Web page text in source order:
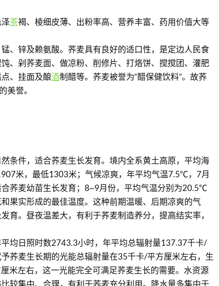
茶褐、棱细皮薄、出粉率高、营养丰富、药用价值大等
、锌及赖氨酸。荞麦具有良好的适口性，是定边人民食
、剁荞麦面、做凉粉、削修片、打烙饼、搅搅团、灌肥
、挂面及酿酒制醋等。荞麦被誉为“醋保健饮料”。故荞
美誉。
条件，适合荞麦生长发育。境内全系黄土高原，平均海
米，最低1303米；气候凉爽，年平均气温7.5℃，7月
荞麦幼苗生长发育；8~9月份，平均气温分别为20.5℃
果实形成的最佳温度。这种前期温暖、后期凉爽的气
育。昼夜温差大，有利于荞麦制造养分，提高结实率，
均日照时数2743.3小时，年平均总辐射量137.37千卡/
荞麦生长期的光能总辐射量在35千卡/平方厘米左右，生
米左右，这一光能完全可满足荞麦生长的需要。水资源
较集中、合理，有利于荞麦充分利用。降水量多集中于